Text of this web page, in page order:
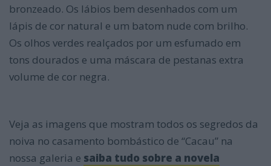
bronzeado. Os lábios bem desenhados com um
lápis de cor natural e um batom nude com brilho.
Os olhos verdes realçados por um esfumado em
tons dourados e uma máscara de pestanas extra
volume de cor negra.
Veja as imagens que mostram todos os segredos da
noiva no casamento bombástico de “Cacau” na
nossa galeria e saiba tudo sobre a novela